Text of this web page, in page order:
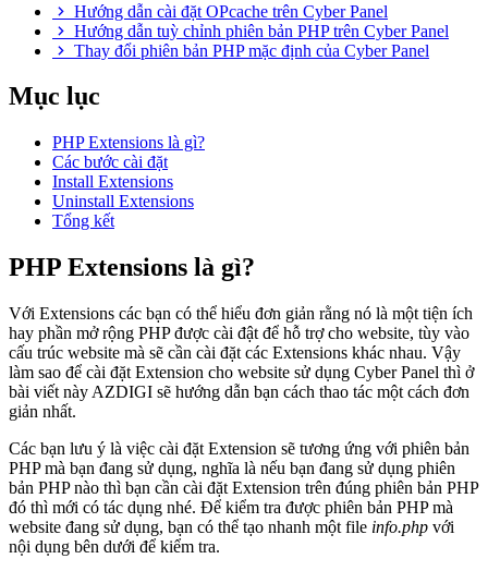
Hướng dẫn cài đặt OPcache trên Cyber Panel
Hướng dẫn tuỳ chỉnh phiên bản PHP trên Cyber Panel
Thay đổi phiên bản PHP mặc định của Cyber Panel
Mục lục
PHP Extensions là gì?
Các bước cài đặt
Install Extensions
Uninstall Extensions
Tổng kết
PHP Extensions là gì?
Với Extensions các bạn có thể hiểu đơn giản rằng nó là một tiện ích
hay phần mở rộng PHP được cài đật để hỗ trợ cho website, tùy vào
cấu trúc website mà sẽ cần cài đặt các Extensions khác nhau. Vậy
làm sao để cài đặt Extension cho website sử dụng Cyber Panel thì ở
bài viết này AZDIGI sẽ hướng dẫn bạn cách thao tác một cách đơn
giản nhất.
Các bạn lưu ý là việc cài đặt Extension sẽ tương ứng với phiên bản
PHP mà bạn đang sử dụng, nghĩa là nếu bạn đang sử dụng phiên
bản PHP nào thì bạn cần cài đặt Extension trên đúng phiên bản PHP
đó thì mới có tác dụng nhé. Để kiểm tra được phiên bản PHP mà
website đang sử dụng, bạn có thể tạo nhanh một file info.php với
nội dụng bên dưới để kiểm tra.